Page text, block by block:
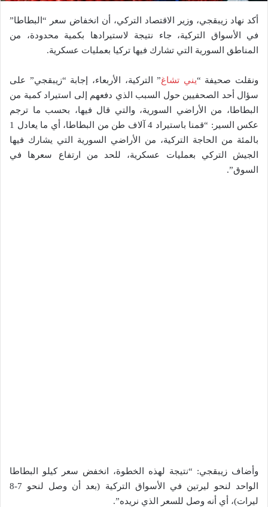
أكد نهاد زيبقجي، وزير الاقتصاد التركي، أن انخفاض سعر “البطاطا”
في الأسواق التركية، جاء نتيجة لاستيرادها بكمية محدودة، من
المناطق السورية التي تشارك فيها تركيا بعمليات عسكرية.
ونقلت صحيفة “يني تشاغ” التركية، الأربعاء، إجابة “زيبقجي” على
سؤال أحد الصحفيين حول السبب الذي دفعهم إلى استيراد كمية من
البطاطا، من الأراضي السورية، والتي قال فيها، بحسب ما ترجم
عكس السير: “قمنا باستيراد 4 آلاف طن من البطاطا، أي ما يعادل 1
بالمئة من الحاجة التركية، من الأراضي السورية التي يشارك فيها
الجيش التركي بعمليات عسكرية، للحد من ارتفاع سعرها في
السوق”.
وأضاف زيبقجي: “نتيجة لهذه الخطوة، انخفض سعر كيلو البطاطا
الواحد لنحو ليرتين في الأسواق التركية (بعد أن وصل لنحو 7-8
ليرات)، أي أنه وصل للسعر الذي نريده”.